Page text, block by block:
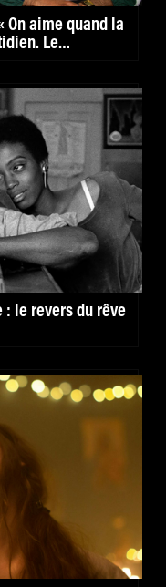
On aime quand la
Le
: le revers du rêve